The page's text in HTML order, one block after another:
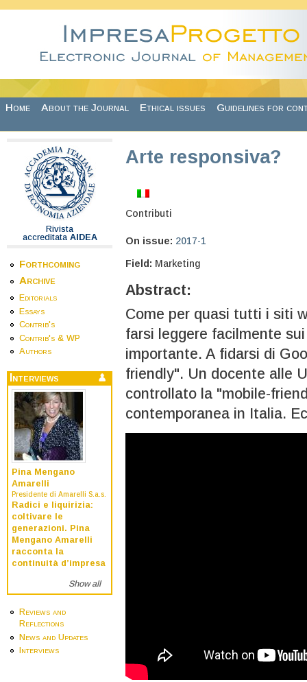
Home About the Journal Ethical issues Guidelines for
Rivista
accreditata AIDEA
Forthcoming
Archive
Editorials
Essays
Contrib's
Contrib's & WP
Authors
Interviews
Pina Mengano
Amarelli
Presidente di Amarelli S.a.s.
Radici e liquirizia:
coltivare le
generazioni. Pina
Mengano Amarelli
racconta la
continuità d’impresa
Show all
Reviews and
Reflections
News and Updates
Interviews
Arte responsiva?
Contributi
On issue: 2017-1
Field: Marketing
Abstract:
Come per quasi tutti i siti
farsi leggere facilmente
importante. A fidarsi di
friendly". Un docente alle
controllato la "mobile-
contemporanea in Italia.